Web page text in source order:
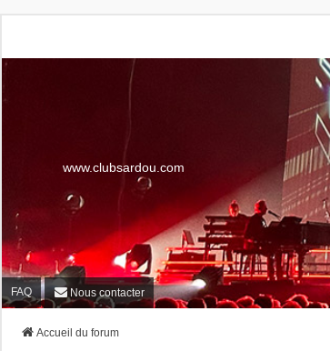
www.clubsardou.com
FAQ Nous contacter
Accueil du forum